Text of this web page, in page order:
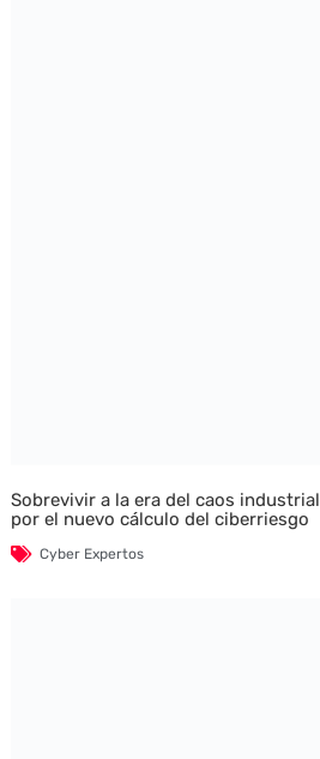
Sobrevivir a la era del caos
por el nuevo cálculo del ciberriesgo
Cyber Expertos